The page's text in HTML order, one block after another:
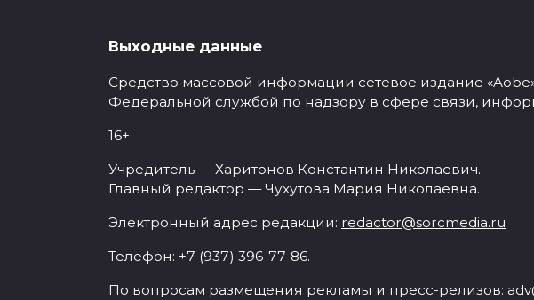
Выходные данные
Средство массовой информации сетевое издание
Федеральной службой по надзору в сфере связи,
16+
Учредитель — Харитонов Константин Николаевич.
Главный редактор — Чухутова Мария Николаевна.
Электронный адрес редакции: redactor@sorcmedia.ru
Телефон: +7 (937) 396-77-86.
По вопросам размещения рекламы и пресс-релизов: